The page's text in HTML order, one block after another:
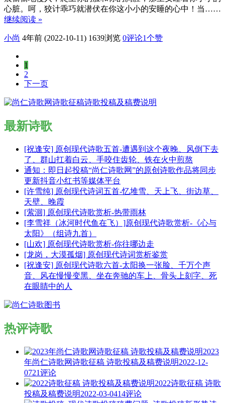
心脏。呵，狡计乖巧就潜伏在你这小小的安睡的心中！当……
继续阅读 »
小尚 4年前 (2022-10-11) 1639浏览 0评论1个赞
1
2
下一页
最新诗歌
[祝逢安] 原创现代诗歌五首-遭遇到这个夜晚、风倒下去
了、群山扛着白云、手咬住齿轮、铁在火中煎熬
通知：即日起投稿“尚仁诗歌网”的原创诗歌作品将同步
更新抖音小红书等媒体平台
[许雪纯] 原创现代诗词五首-忆堆雪、天上飞、街边草、
天壁、晚霞
[萦洄] 原创现代诗歌赏析-热带雨林
[李雪祥（冰河时代鱼在飞）]原创现代诗歌赏析-《心与
太阳》（组诗九首）
[山欢] 原创现代诗歌赏析-你往哪边走
[龙岗，大漠孤烟] 原创现代诗词赏析鉴赏
[祝逢安] 原创现代诗歌六首-太阳换一张脸、千万个声
音、风在慢慢变黑、坐在奔驰的车上、骨头上刻字、死
在眼睛中的人
热评诗歌
2023
年尚仁诗歌网诗歌征稿 诗歌投稿及稿费说明2022-12-
0721评论
2022诗歌征稿 诗歌
投稿及稿费说明2022-03-0414评论